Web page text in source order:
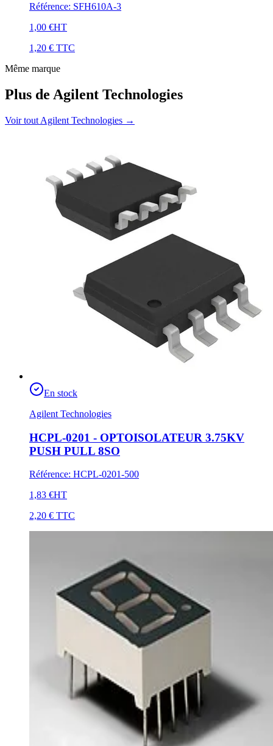
Référence: SFH610A-3
1,00 €HT
1,20 € TTC
Même marque
Plus de Agilent Technologies
Voir tout Agilent Technologies →
En stock
Agilent Technologies
HCPL-0201 - OPTOISOLATEUR 3.75KV
PUSH PULL 8SO
Référence: HCPL-0201-500
1,83 €HT
2,20 € TTC